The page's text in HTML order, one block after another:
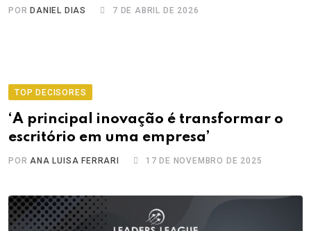
POR DANIEL DIAS 7 DE ABRIL DE 2026
TOP DECISORES
‘A principal inovação é transformar o
escritório em uma empresa’
PORANA LUISA FERRARI 17 DE NOVEMBRO DE 2025